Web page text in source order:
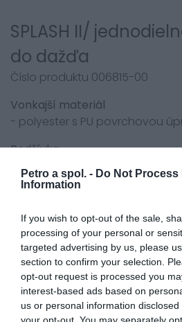
Petro a spol. - Do Not Process
Information
If you wish to opt-out of the sale,
processing of your personal or
targeted advertising by us, please
section to confirm your selection.
opt-out request is processed you
interest-based ads based on
us or personal information
your opt-out. You may separately
SPLASH II/
do dažďa
Číslo produktu 006815-00
Vonkajší materiál
- polyester s PU povrchovou
Podšívka
- podšívka z nylonu na rukách
- podšívka zo sieťoviny na
- zips na členkoch
- jednoducho sa oblieka
Farby
- čierno-strieborná 13
- čierno-neónová 58